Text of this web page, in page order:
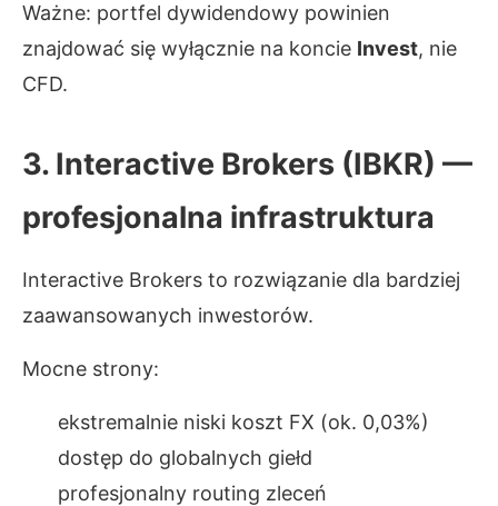
Ważne: portfel dywidendowy powinien
znajdować się wyłącznie na koncie Invest, nie
CFD.
3. Interactive Brokers (IBKR) —
profesjonalna infrastruktura
Interactive Brokers to rozwiązanie dla bardziej
zaawansowanych inwestorów.
Mocne strony:
ekstremalnie niski koszt FX (ok. 0,03%)
dostęp do globalnych giełd
profesjonalny routing zleceń